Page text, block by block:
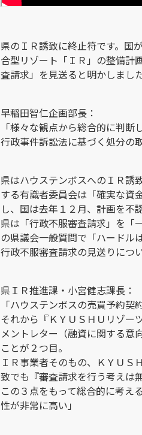
県のＩＲ誘致に終止符です。国
合型リゾート「ＩＲ」の整備計
査請求」を見送ると明かしまし
早稲田智仁企画部長：
「様々な観点から総合的に判
行政事件訴訟法に基づく処分の
県はハウステンボスへのＩＲ誘
する有識者委員会は「確実な資
し、国は去年１２月、計画を不
県は「行政不服審査請求」を「
の県議会一般質問で「ハードル
行政不服審査請求の見送りにつ
県ＩＲ推進課・小宮健志課長：
「ハウステンボスの売買予約
それから『ＫＹＵＳＨＵリゾー
メントレター（融資に関する意
ことが２つ目。
ＩＲ事業者そのもの、ＫＹＵＳ
致でも『審査請求を行う考えは
この３点をもって総合的に考え
性が非常に高い」